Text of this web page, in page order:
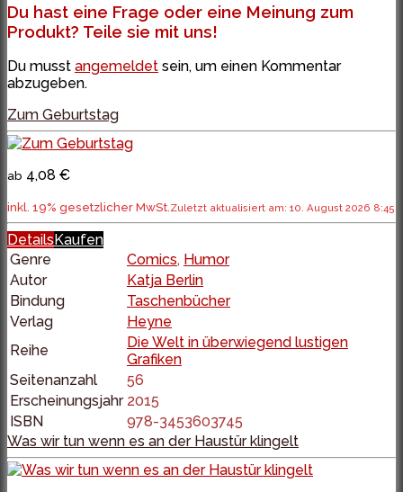
Du hast eine Frage oder eine Meinung zum
Produkt? Teile sie mit uns!
Du musst angemeldet sein, um einen Kommentar
abzugeben.
Zum Geburtstag
ab 4,08 €
inkl. 19% gesetzlicher MwSt.Zuletzt aktualisiert am: 10. August 2026 8:45
Details Kaufen
Genre
Comics, Humor
Autor
Katja Berlin
Bindung
Taschenbücher
Verlag
Heyne
Reihe
Die Welt in überwiegend lustigen
Grafiken
Seitenanzahl
56
Erscheinungsjahr 2015
ISBN
978-3453603745
Was wir tun wenn es an der Haustür klingelt